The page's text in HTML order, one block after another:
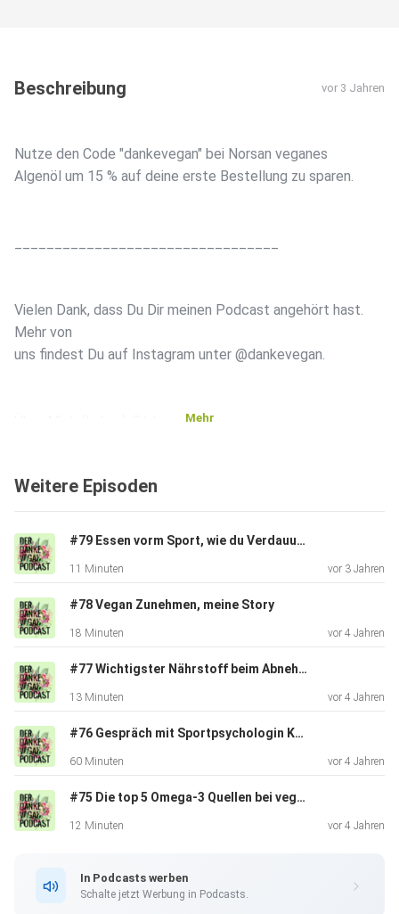
Beschreibung vor 3 Jahren
Nutze den Code "dankevegan" bei Norsan veganes
Algenöl um 15 % auf deine erste Bestellung zu sparen.
Vielen Dank, dass Du Dir meinen Podcast angehört hast.
Mehr von
uns findest Du auf Instagram unter @dankevegan.
Über Mich (Lukas) @lukasschuko
Ich habe es mir zur Mission gemacht, Menschen auf ihrer
mehr Leistungsfähigkeit durch eine optimierte Ernährung
und
weitere Gewohnheiten zu unterstützen. Ich möchte Dich
dazu
inspirieren, Dein Potenzial zu erfüllen. Das mache ich
Podcast.
Zusätzlich kreiere ich wöchentlich auch Posts für die
Community auf Instagram.
Über uns (Danke Vegan)
Mehr
Weitere Episoden
#79 Essen vorm Sport, wie du Verdauungsprobleme vermeidest
11 Minuten vor 3 Jahren
#78 Vegan Zunehmen, meine Story
18 Minuten vor 4 Jahren
#77 Wichtigster Nährstoff beim Abnehmen
13 Minuten vor 4 Jahren
#76 Gespräch mit Sportpsychologin Katharina Zollinger
60 Minuten vor 4 Jahren
#75 Die top 5 Omega-3 Quellen bei veganer Ernährung
12 Minuten vor 4 Jahren
In Podcasts werben
Schalte jetzt Werbung in Podcasts.